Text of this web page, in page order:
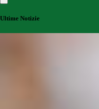
Ultime Notizie